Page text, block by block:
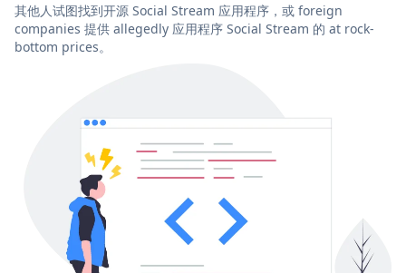
其他人试图找到开源 Social Stream 应用程序，或 foreign
companies 提供 allegedly 应用程序 Social Stream 的 at rock-
bottom prices。